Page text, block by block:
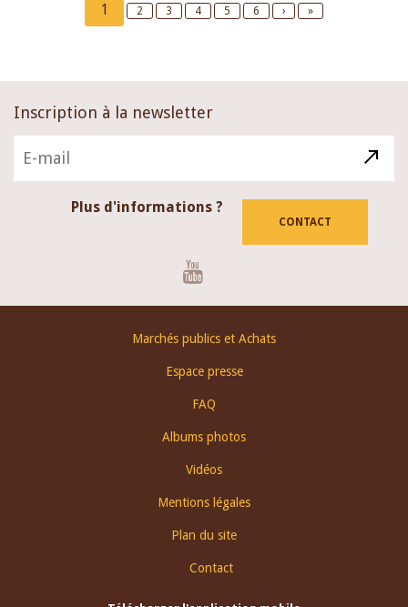
Current
page
1 Page
2 Page
3 Page
4 Page
5 Page
6
Next
›
Last
»
Inscription à la newsletter
Plus d'informations ?
CONTACT
Marchés publics et Achats
Espace presse
FAQ
Albums photos
Vidéos
Mentions légales
Plan du site
Contact